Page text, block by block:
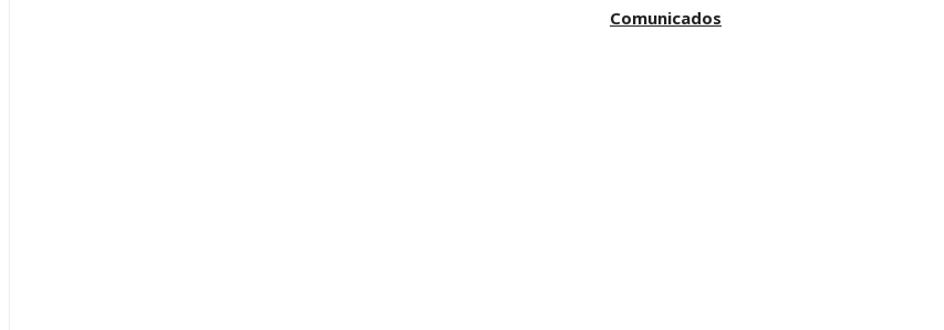
Comunicados